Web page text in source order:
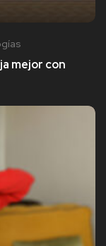
mejor con